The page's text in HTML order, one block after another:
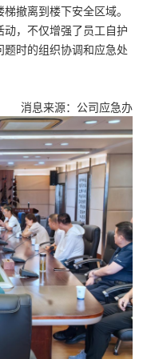
撤离到楼下安全区域。
，不仅增强了员工自护
时的组织协调和应急处
消息来源：公司应急办